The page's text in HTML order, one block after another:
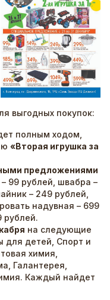
выгодных покупок:
полным ходом,
«Вторая игрушка за
предложениями
99 рублей, швабра –
– 249 рублей,
надувная – 699
рублей.
на следующие
для детей, Спорт и
химия,
Галантерея,
Каждый найдет